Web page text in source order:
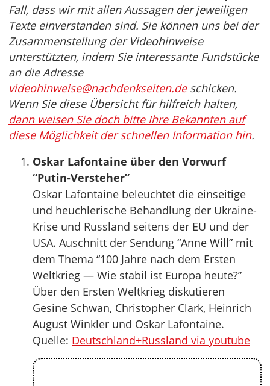
Fall, dass wir mit allen Aussagen der jeweiligen
Texte einverstanden sind. Sie können uns bei der
Zusammenstellung der Videohinweise
unterstützten, indem Sie interessante Fundstücke
an die Adresse
videohinweise@nachdenkseiten.deschicken.
Wenn Sie diese Übersicht für hilfreich halten,
dann weisen Sie doch bitte Ihre Bekannten auf
diese Möglichkeit der schnellen Information hin.
Oskar Lafontaine über den Vorwurf
“Putin-Versteher”
Oskar Lafontaine beleuchtet die einseitige
und heuchlerische Behandlung der Ukraine-
Krise und Russland seitens der EU und der
USA. Auschnitt der Sendung “Anne Will” mit
dem Thema “100 Jahre nach dem Ersten
Weltkrieg — Wie stabil ist Europa heute?”
Über den Ersten Weltkrieg diskutieren
Gesine Schwan, Christopher Clark, Heinrich
August Winkler und Oskar Lafontaine.
Quelle: Deutschland+Russland via youtube